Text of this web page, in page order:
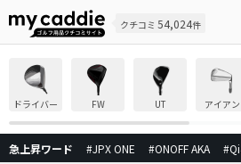
クチコミ 54,024件
ドライバー FW UT アイアン
急上昇ワード #JPX ONE #ONOFF AKA